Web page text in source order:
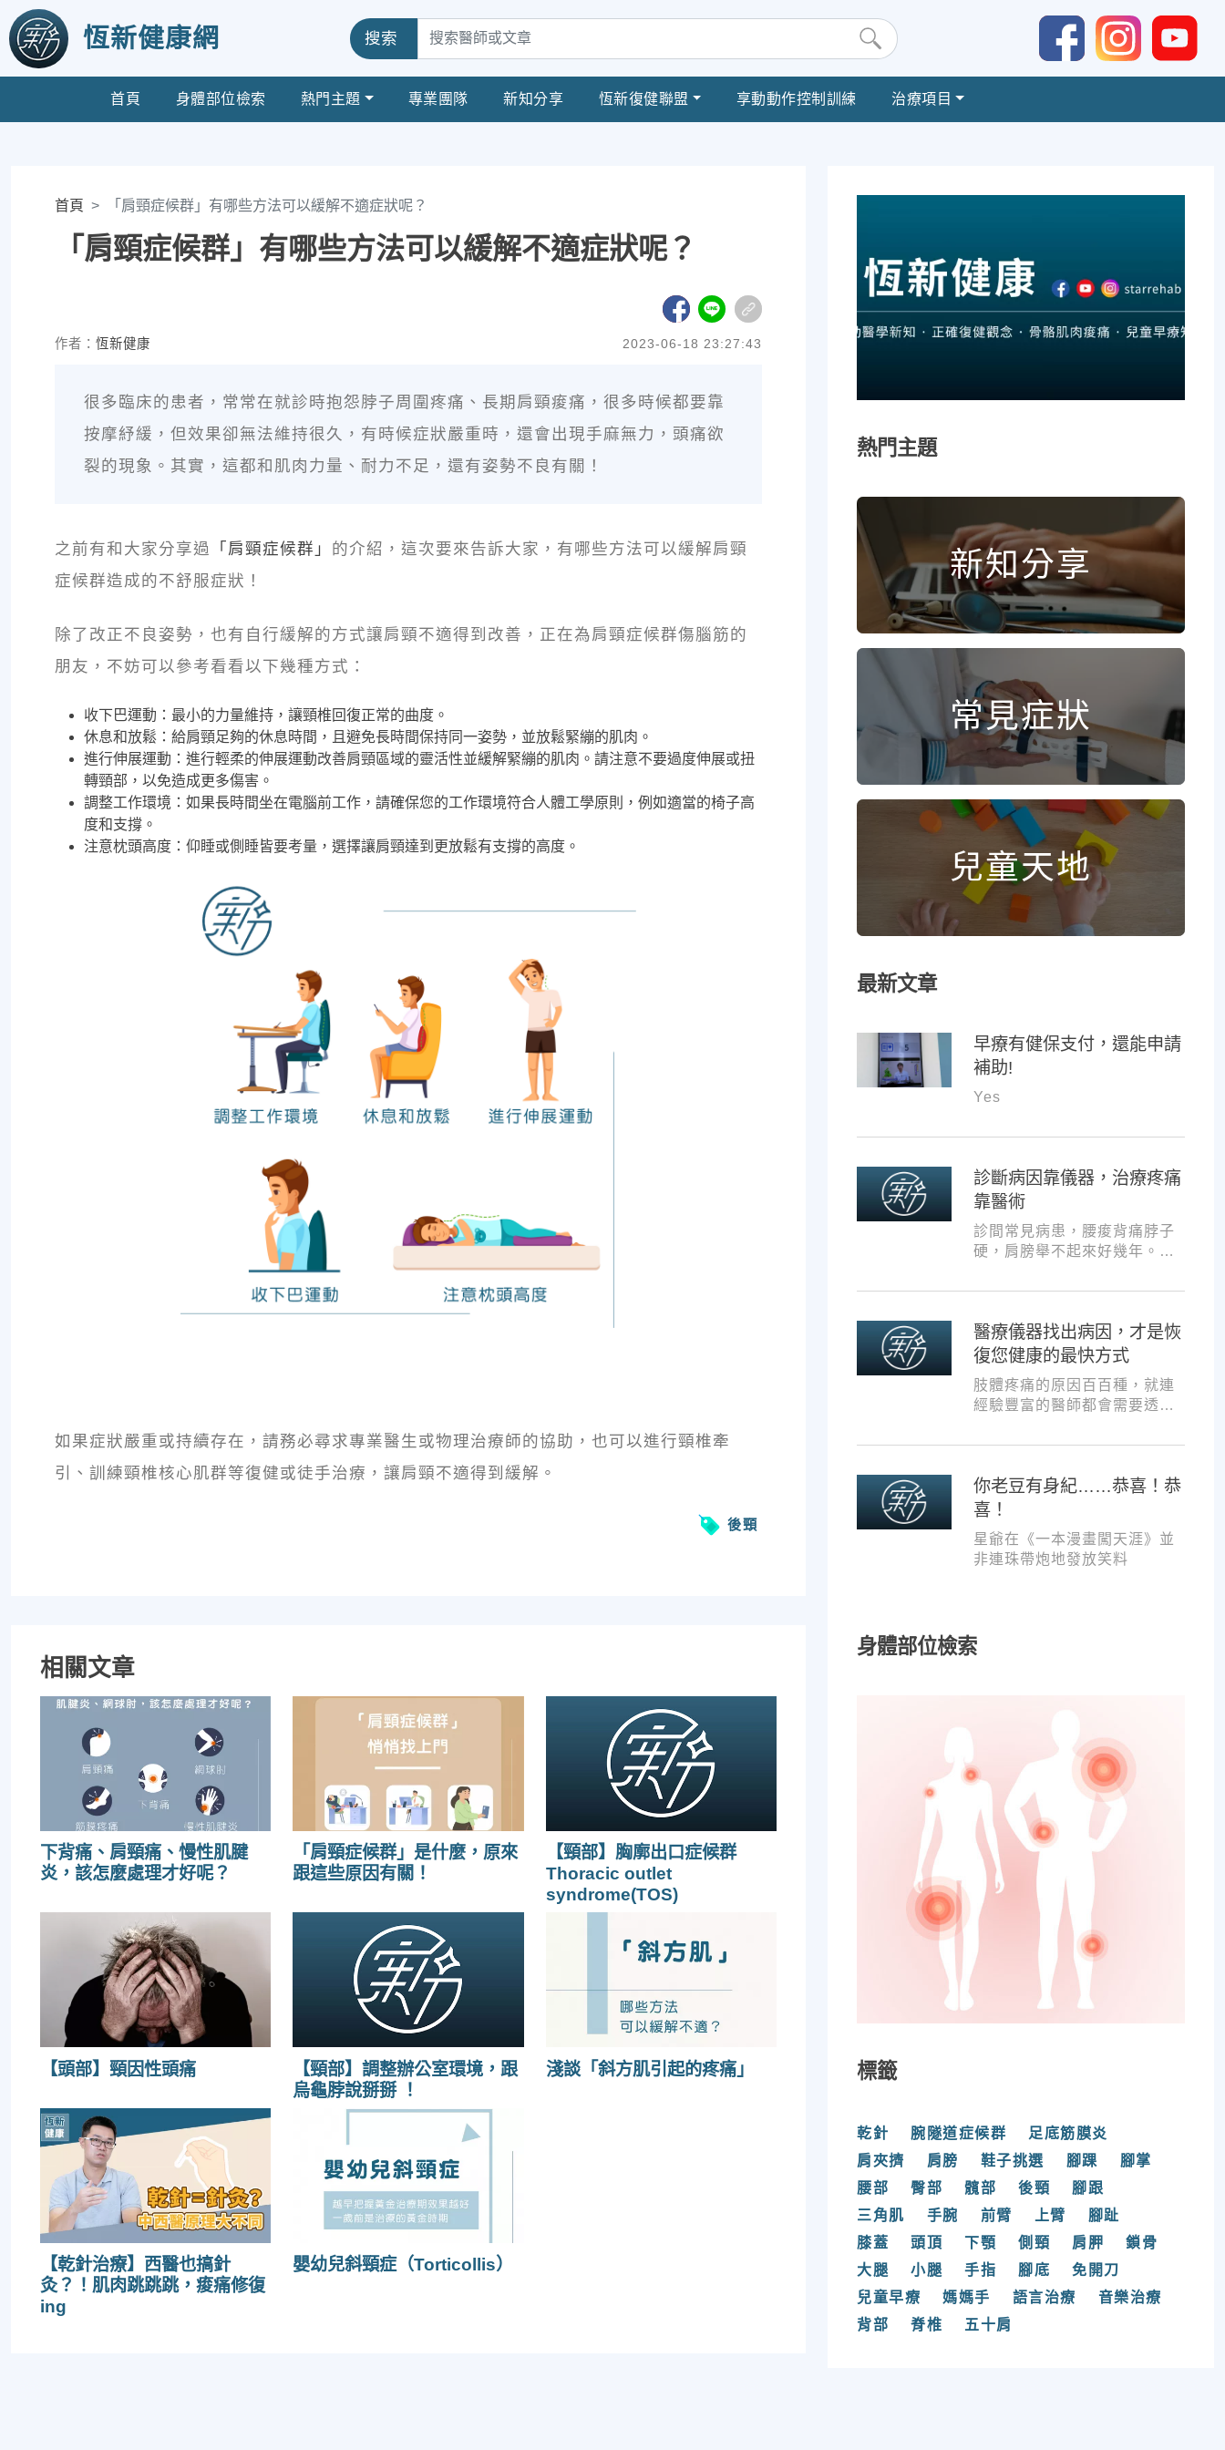
恆新健康網 搜索
首頁 身體部位檢索 熱門主題 專業團隊 新知分享 恆新復健聯盟 享動動作控制訓練 治療項目
首頁 「肩頸症候群」有哪些方法可以緩解不適症狀呢？
「肩頸症候群」有哪些方法可以緩解不適症狀呢？
作者： 恆新健康 2023-06-18 23:27:43
很多臨床的患者，常常在就診時抱怨脖子周圍疼痛、長期肩頸痠痛，很多時候都要靠
按摩紓緩，但效果卻無法維持很久，有時候症狀嚴重時，還會出現手麻無力，頭痛欲
裂的現象。其實，這都和肌肉力量、耐力不足，還有姿勢不良有關！
之前有和大家分享過 「肩頸症候群」 的介紹，這次要來告訴大家，有哪些方法可以緩解肩頸
症候群造成的不舒服症狀！
除了改正不良姿勢，也有自行緩解的方式讓肩頸不適得到改善，正在為肩頸症候群傷腦筋的
朋友，不妨可以參考看看以下幾種方式：
收下巴運動：最小的力量維持，讓頸椎回復正常的曲度。
休息和放鬆：給肩頸足夠的休息時間，且避免長時間保持同一姿勢，並放鬆緊繃的肌肉。
進行伸展運動：進行輕柔的伸展運動改善肩頸區域的靈活性並緩解緊繃的肌肉。請注意不要過度伸展或扭
轉頸部，以免造成更多傷害。
調整工作環境：如果長時間坐在電腦前工作，請確保您的工作環境符合人體工學原則，例如適當的椅子高
度和支撐。
注意枕頭高度：仰睡或側睡皆要考量，選擇讓肩頸達到更放鬆有支撐的高度。
如果症狀嚴重或持續存在，請務必尋求專業醫生或物理治療師的協助，也可以進行頸椎牽
引、訓練頸椎核心肌群等復健或徒手治療，讓肩頸不適得到緩解。
後頸
相關文章
下背痛、肩頸痛、慢性肌腱
炎，該怎麼處理才好呢？
「肩頸症候群」是什麼，原來
跟這些原因有關！
【頸部】胸廓出口症候群
Thoracic outlet
syndrome(TOS)
【頭部】頸因性頭痛
【頸部】調整辦公室環境，跟
烏龜脖說掰掰 ！
淺談「斜方肌引起的疼痛」
【乾針治療】西醫也搞針
灸？！肌肉跳跳跳，痠痛修復
ing
嬰幼兒斜頸症（Torticollis）
熱門主題
新知分享
常見症狀
兒童天地
最新文章
早療有健保支付，還能申請
補助!
Yes
診斷病因靠儀器，治療疼痛
靠醫術
診間常見病患，腰痠背痛脖子
硬，肩膀舉不起來好幾年。試
品，但疼痛總是時好時壞。
醫療儀器找出病因，才是恢
復您健康的最快方式
肢體疼痛的原因百百種，就連
經驗豐富的醫師都會需要透過
一對一對症治療。如果沒有第
行多少次推拿、按摩，都難以
讓您徹底擺脫不適。
你老豆有身紀……恭喜！恭
喜！
星爺在《一本漫畫闖天涯》並
非連珠帶炮地發放笑料
身體部位檢索
標籤
乾針 腕隧道症候群
足底筋膜炎
肩夾擠
肩膀 鞋子挑選 腳踝
腳掌
腰部
臀部 髖部 後頸
腳跟
三角肌
手腕 前臂 上臂
腳趾
膝蓋
頭頂 下顎 側頸 肩胛
鎖骨
大腿
小腿 手指 腳底
免開刀
兒童早療
媽媽手 語言治療
音樂治療
背部
脊椎 五十肩